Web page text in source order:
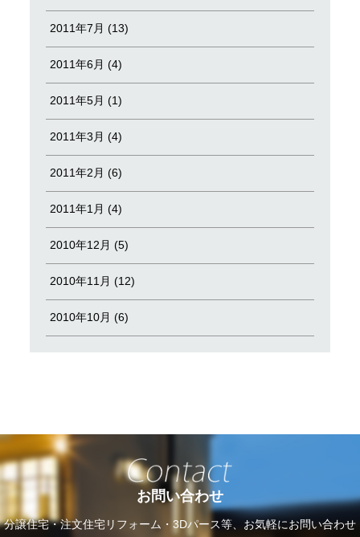
2011年7月 (13)
2011年6月 (4)
2011年5月 (1)
2011年3月 (4)
2011年2月 (6)
2011年1月 (4)
2010年12月 (5)
2010年11月 (12)
2010年10月 (6)
お問い合わせ
分譲住宅・注文住宅リフォーム・3Dパース等、お気軽にお問い合わせ